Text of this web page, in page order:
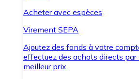
Acheter avec espèces
Virement SEPA
Ajoutez des fonds à votre
effectuez des achats directs par
meilleur prix.